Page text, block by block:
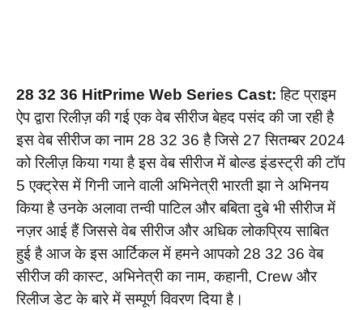
28 32 36 HitPrime Web Series Cast:हिट प्राइम
ऐप द्वारा रिलीज़ की गई एक वेब सीरीज बेहद पसंद की जा रही है
इस वेब सीरीज का नाम 28 32 36 है जिसे 27 सितम्बर 2024
को रिलीज़ किया गया है इस वेब सीरीज में बोल्ड इंडस्ट्री की टॉप
5 एक्ट्रेस में गिनी जाने वाली अभिनेत्री भारती झा ने अभिनय
किया है उनके अलावा तन्वी पाटिल और बबिता दुबे भी सीरीज में
नज़र आई हैं जिससे वेब सीरीज और अधिक लोकप्रिय साबित
हुई है आज के इस आर्टिकल में हमने आपको 28 32 36 वेब
सीरीज की कास्ट, अभिनेत्री का नाम, कहानी, Crew और
रिलीज डेट के बारे में सम्पूर्ण विवरण दिया है।